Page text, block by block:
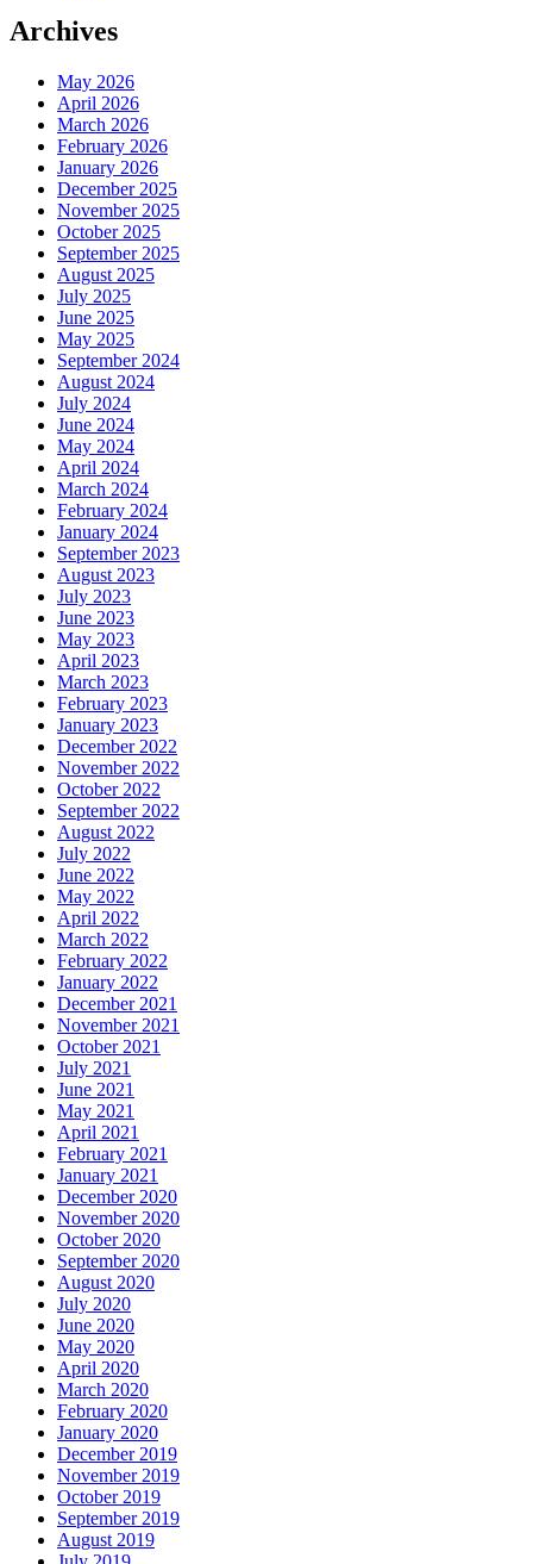
Archives
May 2026
April 2026
March 2026
February 2026
January 2026
December 2025
November 2025
October 2025
September 2025
August 2025
July 2025
June 2025
May 2025
September 2024
August 2024
July 2024
June 2024
May 2024
April 2024
March 2024
February 2024
January 2024
September 2023
August 2023
July 2023
June 2023
May 2023
April 2023
March 2023
February 2023
January 2023
December 2022
November 2022
October 2022
September 2022
August 2022
July 2022
June 2022
May 2022
April 2022
March 2022
February 2022
January 2022
December 2021
November 2021
October 2021
July 2021
June 2021
May 2021
April 2021
February 2021
January 2021
December 2020
November 2020
October 2020
September 2020
August 2020
July 2020
June 2020
May 2020
April 2020
March 2020
February 2020
January 2020
December 2019
November 2019
October 2019
September 2019
August 2019